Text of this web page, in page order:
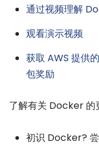
通过视频理解
观看演示视频
获取 AWS 提供
包奖励
了解有关 Docker 的
初识 Docker?